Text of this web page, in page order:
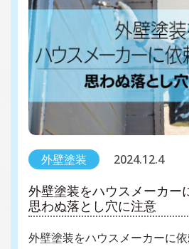
外壁塗装 2024.12.4
外壁塗装をハウスメーカー
思わぬ落とし穴に注意
外壁塗装をハウスメーカーに